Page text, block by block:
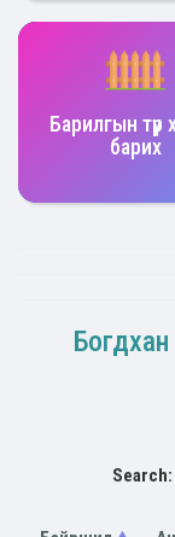
Барилгын түр
барих
Search: